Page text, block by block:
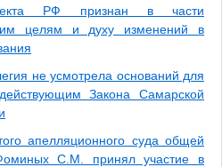
РФ признан в части
целям и духу изменений в
не усмотрела оснований для
Закона Самарской
апелляционного суда общей
С.М. принял участие в